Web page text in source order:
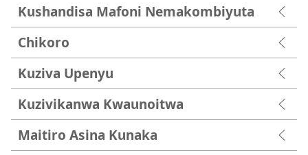
Kushandisa Mafoni Nemakombiyuta
Chikoro
Kuziva Upenyu
Kuzivikanwa Kwaunoitwa
Maitiro Asina Kunaka